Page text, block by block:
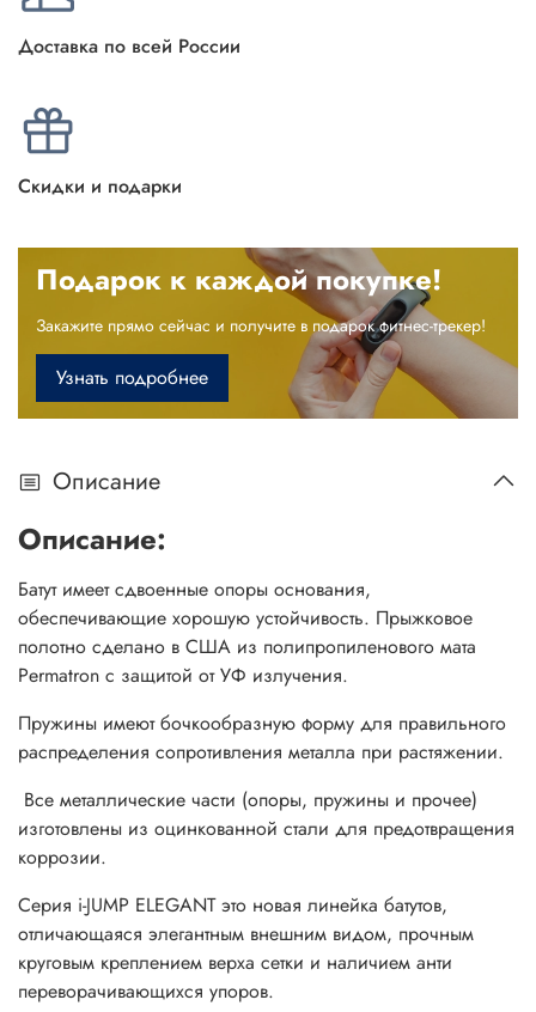
Доставка по всей России
Скидки и подарки
Подарок к каждой покупке!
Закажите прямо сейчас и получите в подарок фитнес-трекер!
Узнать подробнее
Описание
Описание:
Батут имеет сдвоенные опоры основания,
обеспечивающие хорошую устойчивость. Прыжковое
полотно сделано в США из полипропиленового мата
Permatron с защитой от УФ излучения.
Пружины имеют бочкообразную форму для правильного
распределения сопротивления металла при растяжении.
Все металлические части (опоры, пружины и прочее)
изготовлены из оцинкованной стали для предотвращения
коррозии.
Серия i-JUMP ELEGANT это новая линейка батутов,
отличающаяся элегантным внешним видом, прочным
круговым креплением верха сетки и наличием анти
переворачивающихся упоров.